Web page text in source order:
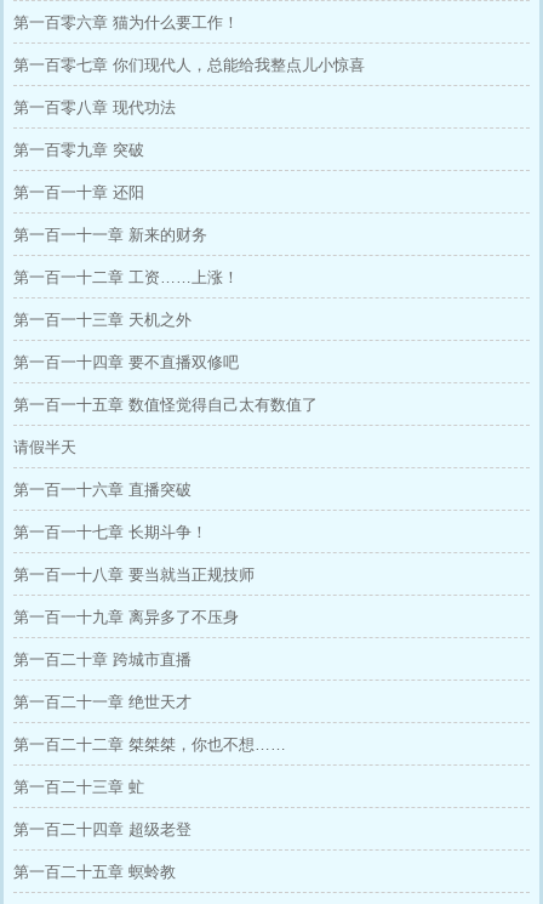
第一百零六章 猫为什么要工作！
第一百零七章 你们现代人，总能给我整点儿小惊喜
第一百零八章 现代功法
第一百零九章 突破
第一百一十章 还阳
第一百一十一章 新来的财务
第一百一十二章 工资……上涨！
第一百一十三章 天机之外
第一百一十四章 要不直播双修吧
第一百一十五章 数值怪觉得自己太有数值了
请假半天
第一百一十六章 直播突破
第一百一十七章 长期斗争！
第一百一十八章 要当就当正规技师
第一百一十九章 离异多了不压身
第一百二十章 跨城市直播
第一百二十一章 绝世天才
第一百二十二章 桀桀桀，你也不想……
第一百二十三章 虻
第一百二十四章 超级老登
第一百二十五章 螟蛉教